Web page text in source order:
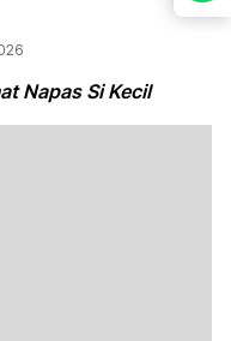
Napas Si Kecil